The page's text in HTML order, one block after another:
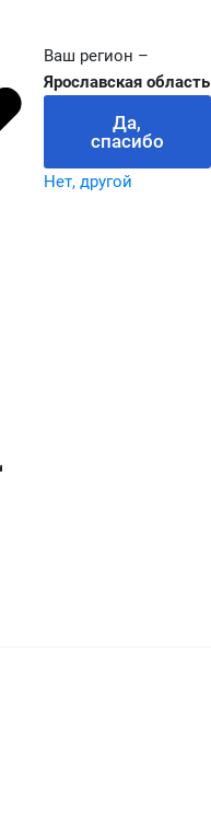
Ваш регион –
Ярославская область
Да,
спасибо
Нет, другой